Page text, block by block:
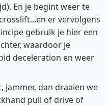
En je begint weer te
er vervolgens
gebruik je hier een
waardoor je
deceleration en weer
jammer, dan draaien we
pull of drive of